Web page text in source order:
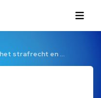
het strafrecht en …